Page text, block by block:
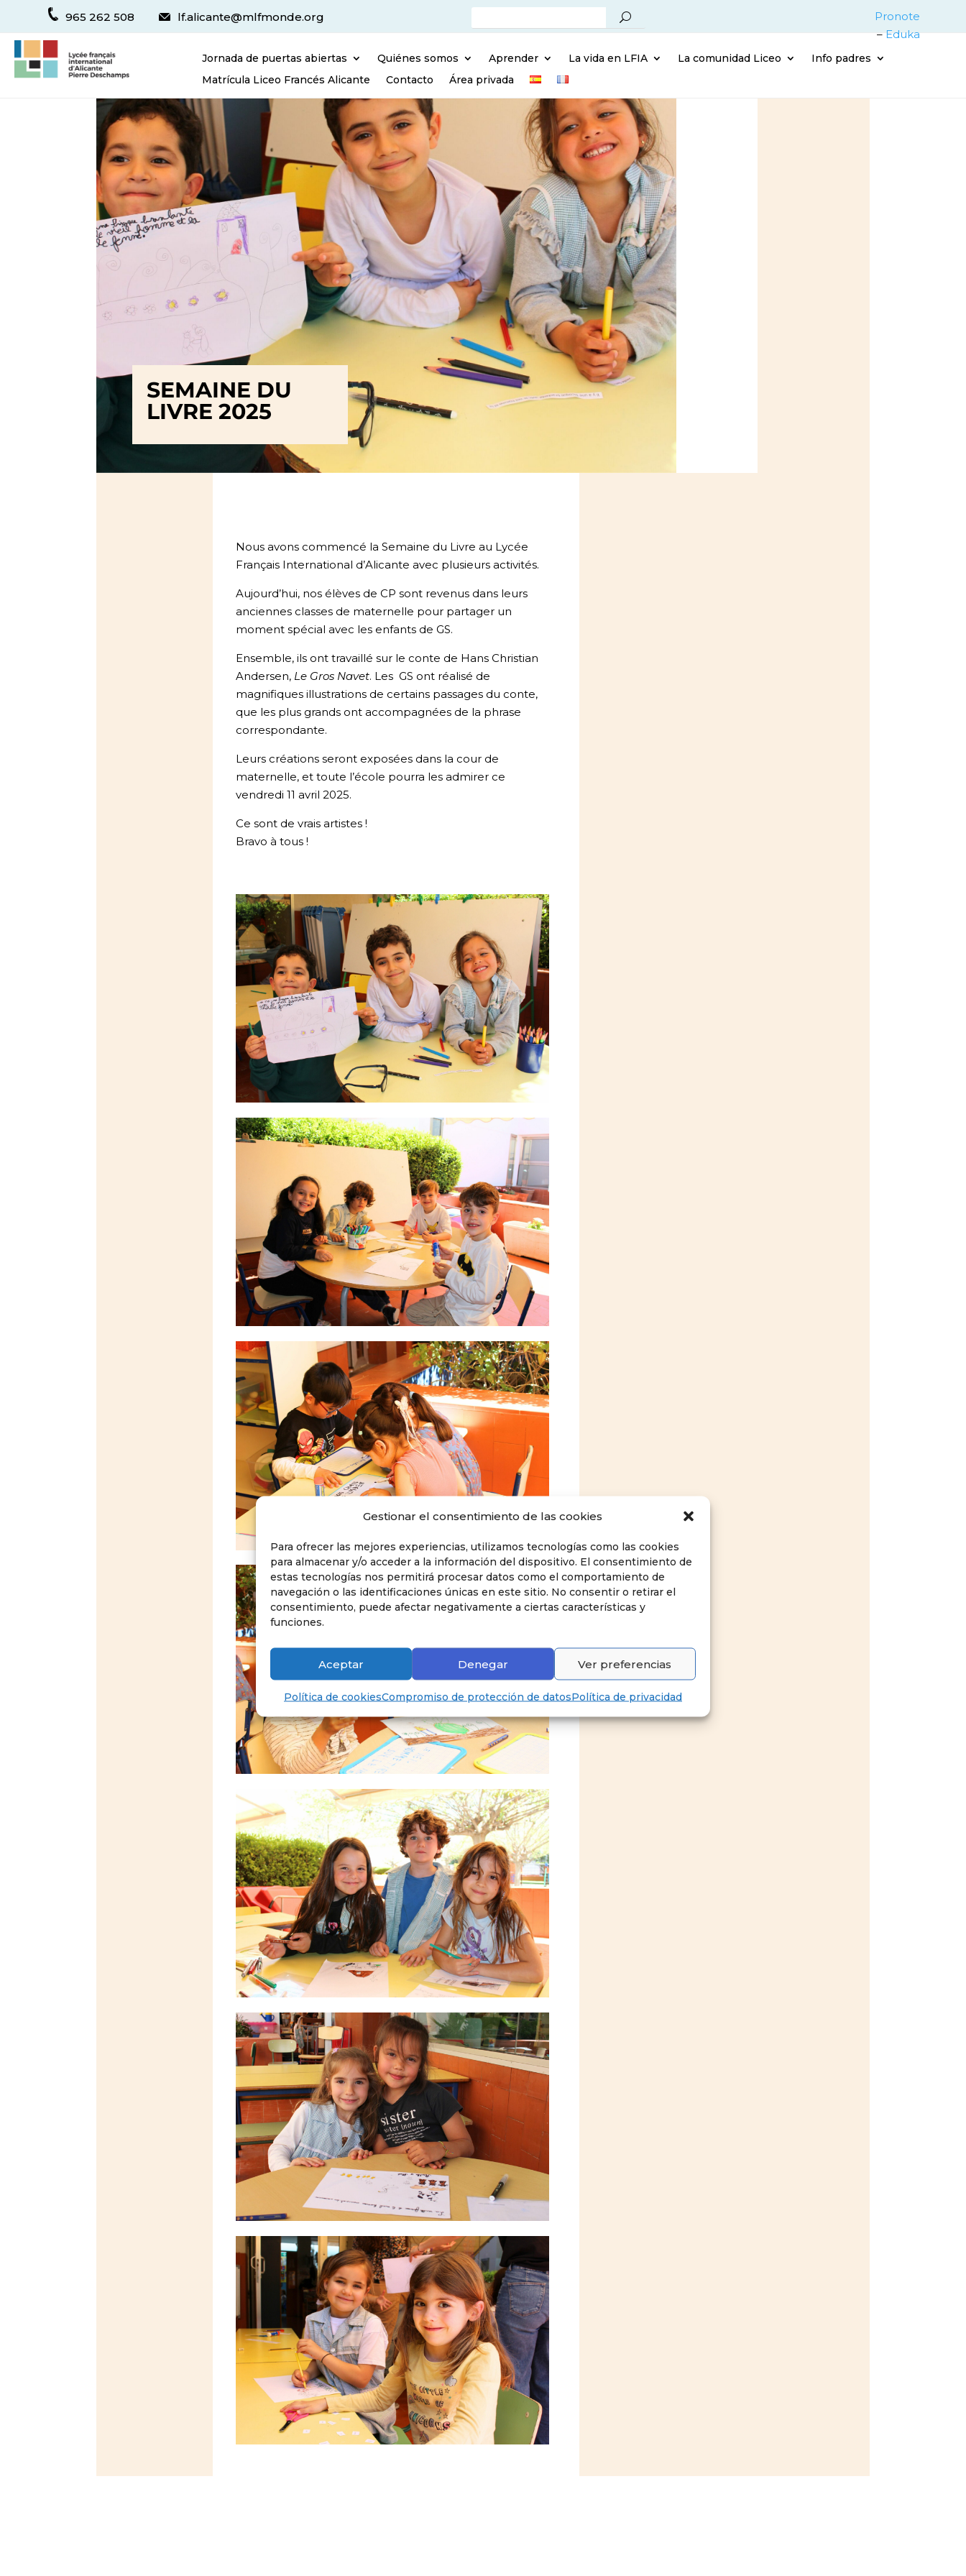
Gestionar el consentimiento de las cookies
Para ofrecer las mejores experiencias, utilizamos tecnologías como las cookies
para almacenar y/o acceder a la información del dispositivo. El consentimiento de
estas tecnologías nos permitirá procesar datos como el comportamiento de
navegación o las identificaciones únicas en este sitio. No consentir o retirar el
consentimiento, puede afectar negativamente a ciertas características y
funciones.
Aceptar Denegar Ver preferencias
Política de cookiesCompromiso de protección de datosPolítica de privacidad
965 262 508 lf.alicante@mlfmonde.org
Pronote
–Eduka
Jornada de puertas abiertas Quiénes somos Aprender La vida en LFIA La comunidad Liceo
Info padres
Matrícula Liceo Francés Alicante
Contacto Área privada
SEMAINE DU
LIVRE 2025
Nous avons commencé la Semaine du Livre au Lycée
Français International d’Alicante avec plusieurs activités.
Aujourd’hui, nos élèves de CP sont revenus dans leurs
anciennes classes de maternelle pour partager un
moment spécial avec les enfants de GS.
Ensemble, ils ont travaillé sur le conte de Hans Christian
Andersen, Le Gros Navet. Les GS ont réalisé de
magnifiques illustrations de certains passages du conte,
que les plus grands ont accompagnées de la phrase
correspondante.
Leurs créations seront exposées dans la cour de
maternelle, et toute l’école pourra les admirer ce
vendredi 11 avril 2025.
Ce sont de vrais artistes !
Bravo à tous !